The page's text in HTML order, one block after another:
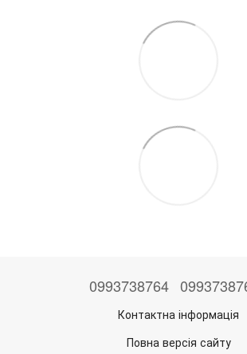
0993738764
Контактна інформація
Повна версія сайту